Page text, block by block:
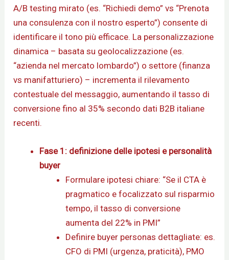
A/B testing mirato (es. “Richiedi demo” vs “Prenota
una consulenza con il nostro esperto”) consente di
identificare il tono più efficace. La personalizzazione
dinamica – basata su geolocalizzazione (es.
“azienda nel mercato lombardo”) o settore (finanza
vs manifatturiero) – incrementa il rilevamento
contestuale del messaggio, aumentando il tasso di
conversione fino al 35% secondo dati B2B italiane
recenti.
Fase 1: definizione delle ipotesi e personalità
buyer
Formulare ipotesi chiare: “Se il CTA è
pragmatico e focalizzato sul risparmio
tempo, il tasso di conversione
aumenta del 22% in PMI”
Definire buyer personas dettagliate: es.
CFO di PMI (urgenza, praticità), PMO